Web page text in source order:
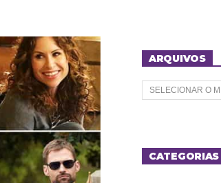
ARQUIVOS
A
r
o
sCATEGORIAS